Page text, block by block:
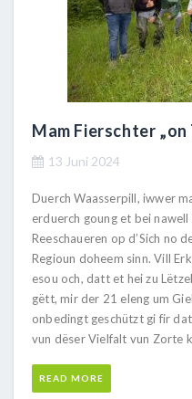
Mam Fierschter
13 Juni 2024
Duerch Waasserpill, iwwer
erduerch goung et bei
Reeschaueren op d’Sich no
Regioun doheem sinn. Vill
esou och, datt et hei zu
gëtt, mir der 21 eleng um
onbedingt geschützt gi fir
vun dëser Vielfalt vun Zorte
READ MORE